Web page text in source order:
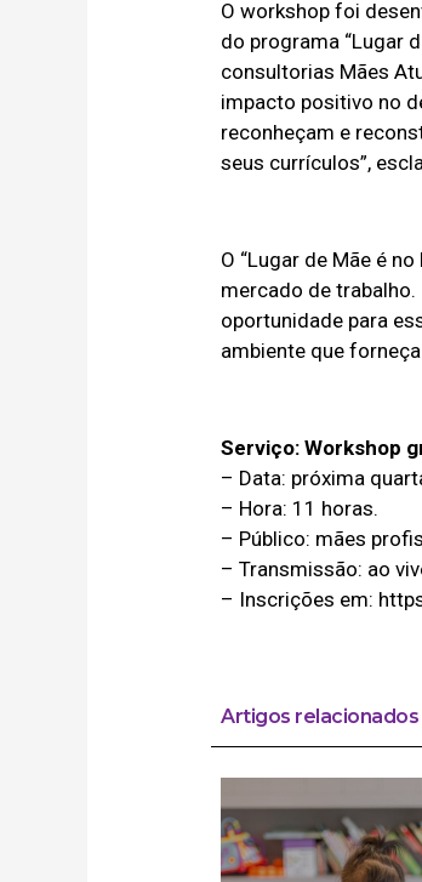
O workshop foi
do programa “Lugar
consultorias Mães
impacto positivo no
reconheçam e
seus currículos”,
O “Lugar de Mãe é
mercado de
oportunidade para
ambiente que
Serviço: Workshop
– Data: próxima
– Hora: 11 horas.
– Público: mães
– Transmissão: ao
– Inscrições em:
Artigos relacionados